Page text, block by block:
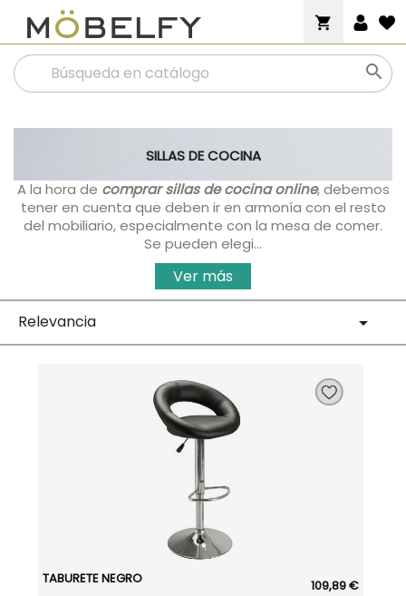
shopping_cart

SILLAS DE COCINA
A la hora de comprar sillas de cocina online, debemos
tener en cuenta que deben ir en armonía con el resto
del mobiliario, especialmente con la mesa de comer.
Se pueden elegi...
Ver más
Relevancia 
TABURETE NEGRO 109,89 €